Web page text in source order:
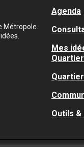
Métropole.
Agenda
Mes
Quartier
Outils